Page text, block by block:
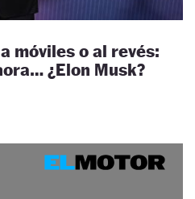
móviles o al revés:
¿Elon Musk?